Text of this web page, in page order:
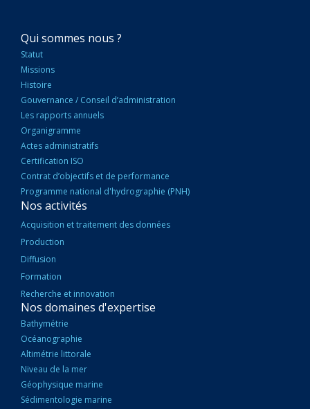
NAVIGATION
PRINCIPALE
Qui sommes nous ?
Statut
Missions
Histoire
Gouvernance / Conseil d’administration
Les rapports annuels
Organigramme
Actes administratifs
Certification ISO
Contrat d’objectifs et de performance
Programme national d'hydrographie (PNH)
Nos activités
Acquisition et traitement des données
Production
Diffusion
Formation
Recherche et innovation
Nos domaines d'expertise
Bathymétrie
Océanographie
Altimétrie littorale
Niveau de la mer
Géophysique marine
Sédimentologie marine